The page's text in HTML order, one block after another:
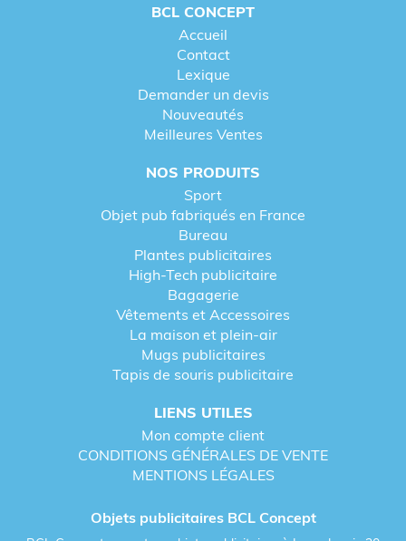
BCL CONCEPT
Accueil
Contact
Lexique
Demander un devis
Nouveautés
Meilleures Ventes
NOS PRODUITS
Sport
Objet pub fabriqués en France
Bureau
Plantes publicitaires
High-Tech publicitaire
Bagagerie
Vêtements et Accessoires
La maison et plein-air
Mugs publicitaires
Tapis de souris publicitaire
LIENS UTILES
Mon compte client
CONDITIONS GÉNÉRALES DE VENTE
MENTIONS LÉGALES
Objets publicitaires BCL Concept